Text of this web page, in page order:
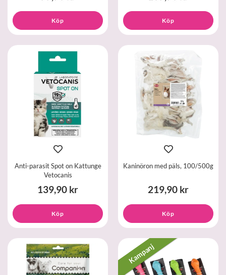
Köp Köp
Anti-parasit Spot on Kattunge
Vetocanis
139,90 kr
Köp
Kaninöron med päls, 100/500g
219,90 kr
Köp
Kampanj